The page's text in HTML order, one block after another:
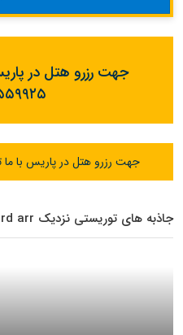
جهت رزرو هتل در
۰۲۱-
جهت رزرو هتل در پاریس با
جاذبه های توریستی نزدیک 3rd arr.